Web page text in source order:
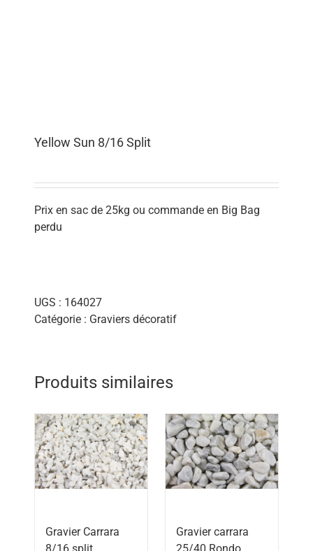
Yellow Sun 8/16 Split
Prix en sac de 25kg ou commande en Big Bag
perdu
UGS : 164027
Catégorie : Graviers décoratif
Produits similaires
Gravier Carrara
Gravier carrara